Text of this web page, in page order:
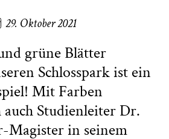
29. Oktober 2021
grüne Blätter
Schlosspark ist ein
Mit Farben
auch Studienleiter Dr.
Magister in seinem